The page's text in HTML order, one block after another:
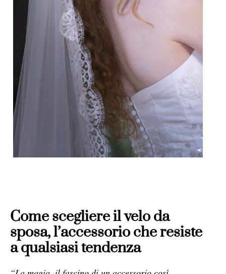
Come scegliere il velo da
sposa, l’accessorio che resiste
a qualsiasi tendenza